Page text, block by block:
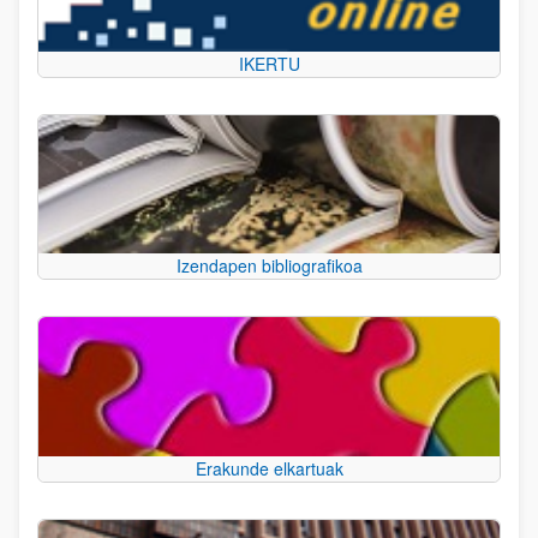
IKERTU
Izendapen bibliografikoa
Erakunde elkartuak